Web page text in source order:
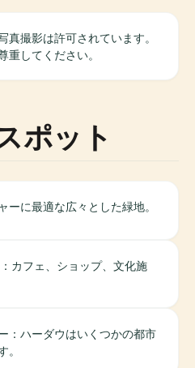
真撮影は許可されています。
重してください。
ポット
ーに最適な広々とした緑地。
カフェ、ショップ、文化施
：ハーダウはいくつかの都市
。